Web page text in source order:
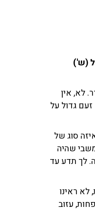
(ש')
לא, אין
גדול על
סוג של
שהיה
לך תדע עד
לא ראינו
עזוב